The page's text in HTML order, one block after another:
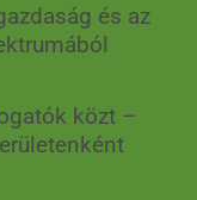
és az
közt –